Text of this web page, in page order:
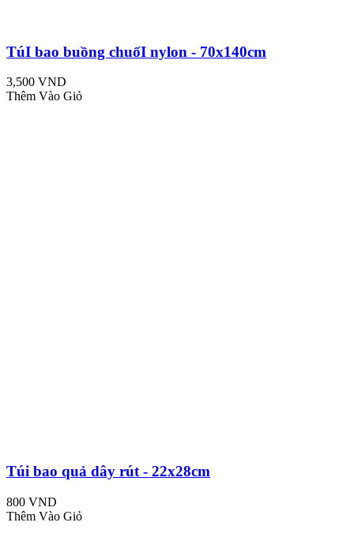
TúI bao buồng chuốI nylon - 70x140cm
3,500 VND
Thêm Vào Giỏ
Túi bao quả dây rút - 22x28cm
800 VND
Thêm Vào Giỏ